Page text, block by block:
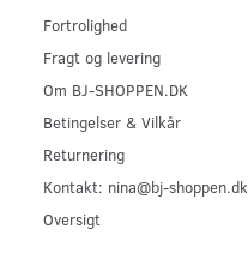
Fortrolighed
Fragt og levering
Om BJ-SHOPPEN.DK
Betingelser & Vilkår
Returnering
Kontakt: nina@bj-shoppen.dk
Oversigt